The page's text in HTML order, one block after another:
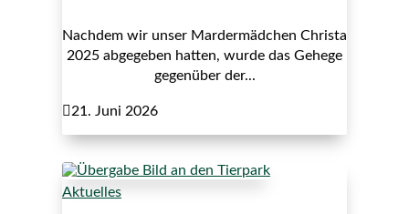
Nachdem wir unser Mardermädchen Christa
2025 abgegeben hatten, wurde das Gehege
gegenüber der...
21. Juni 2026
Aktuelles